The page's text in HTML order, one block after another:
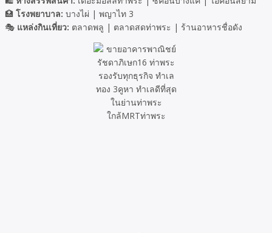
🏥 โรงพยาบาล: บางไผ่ | พญาไท 3
🎭 แหล่งกินเที่ยว: ตลาดพลู | ตลาดสดท่าพระ | ร้านอาหารชื่อดัง